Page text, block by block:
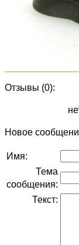
Отзывы (0):
Новое
Имя:
Тема
сообщения:
Текст: